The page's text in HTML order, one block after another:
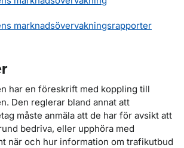
marknadsövervakningsrapporter
har en föreskrift med koppling till
Den reglerar bland annat att
måste anmäla att de har för avsikt att
bedriva, eller upphöra med
när och hur information om trafikutbud